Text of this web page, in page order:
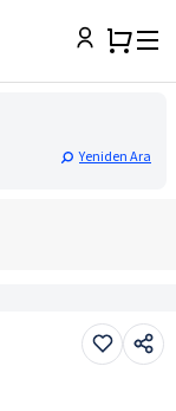
Yeniden Ara